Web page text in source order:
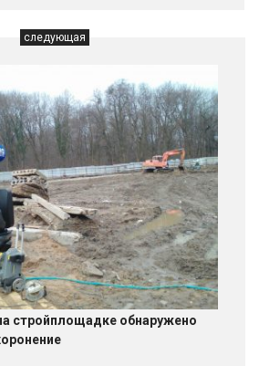
следующая
стройплощадке обнаружено